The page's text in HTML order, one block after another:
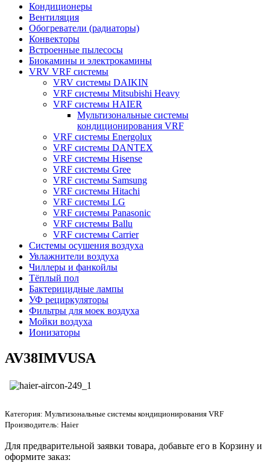
Кондиционеры
Вентиляция
Обогреватели (радиаторы)
Конвекторы
Встроенные пылесосы
Биокамины и электрокамины
VRV VRF системы
VRV системы DAIKIN
VRF системы Mitsubishi Heavy
VRF системы HAIER
Мультизональные системы
кондиционирования VRF
VRF системы Energolux
VRF системы DANTEX
VRF системы Hisense
VRF системы Gree
VRF системы Samsung
VRF системы Hitachi
VRF системы LG
VRF системы Panasonic
VRF системы Ballu
VRF системы Carrier
Системы осушения воздуха
Увлажнители воздуха
Чиллеры и фанкойлы
Тёплый пол
Бактерицидные лампы
УФ рециркуляторы
Фильтры для моек воздуха
Мойки воздуха
Ионизаторы
AV38IMVUSA
Категория: Мультизональные системы кондиционирования VRF
Производитель: Haier
Для предварительной заявки товара, добавьте его в Корзину и
оформите заказ: